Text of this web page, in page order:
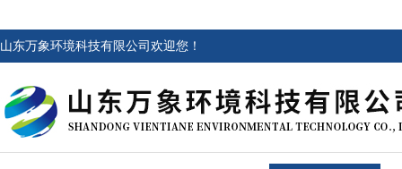
山东万象环境科技有限公司欢迎您！